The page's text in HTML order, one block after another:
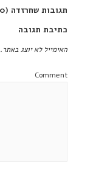
תגובות שחרזדה (0)
כתיבת תגובה
האימייל לא יוצג באתר.
Comment